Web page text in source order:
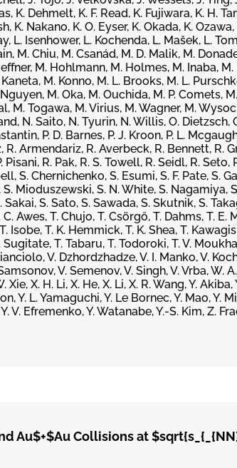
K. Dehmelt, K. F. Read, K. Fujiwara, K. H.
K. Nakano, K. O. Eyser, K. Okada, K. Ozawa,
L. Isenhower, L. Kochenda, L. Mašek, L.
M. Chiu, M. Csanád, M. D. Malik, M.
M. Hohlmann, M. Holmes, M. Inaba, M.
M. Konno, M. L. Brooks, M. L.
M. Oka, M. Ouchida, M. P. Comets,
M. Togawa, M. Virius, M. Wagner, M.
N. Saito, N. Tyurin, N. Willis, O. Dietzsch,
P. D. Barnes, P. J. Kroon, P. L.
R. Armendariz, R. Averbeck, R. Bennett, R.
R. Pak, R. S. Towell, R. Seidl, R. Seto,
S. Chernichenko, S. Esumi, S. F. Pate, S.
Mioduszewski, S. N. White, S. Nagamiya,
S. Sato, S. Sawada, S. Skutnik, S.
Awes, T. Chujo, T. Csörgő, T. Dahms, T. E.
Isobe, T. K. Hemmick, T. K. Shea, T.
T. Tabaru, T. Todoroki, T. V.
V. Dzhordzhadze, V. I. Manko, V.
V. Semenov, V. Singh, V. Vrba, W.
X. H. Li, X. He, X. Li, X. R. Wang, Y. Akiba,
Y. L. Yamaguchi, Y. Le Bornec, Y. Mao, Y.
V. Efremenko, Y. Watanabe, Y.-S. Kim, Z.
Au$+$Au Collisions at